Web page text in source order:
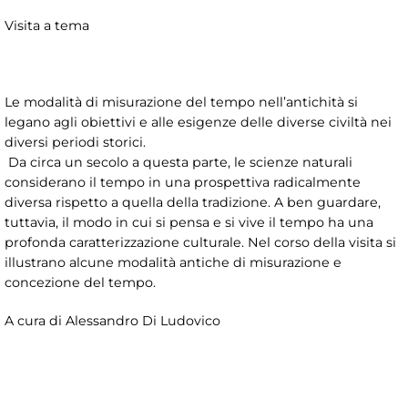
Visita a tema
Le modalità di misurazione del tempo nell’antichità si
legano agli obiettivi e alle esigenze delle diverse civiltà nei
diversi periodi storici.
Da circa un secolo a questa parte, le scienze naturali
considerano il tempo in una prospettiva radicalmente
diversa rispetto a quella della tradizione. A ben guardare,
tuttavia, il modo in cui si pensa e si vive il tempo ha una
profonda caratterizzazione culturale. Nel corso della visita si
illustrano alcune modalità antiche di misurazione e
concezione del tempo.
A cura di Alessandro Di Ludovico